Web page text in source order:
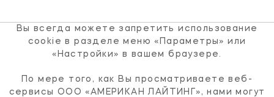
Вы всегда можете запретить использование
cookie в разделе меню «Параметры» или
«Настройки» в вашем браузере.
По мере того, как Вы просматриваете веб-
сервисы ООО «АМЕРИКАН ЛАЙТИНГ», нами могут